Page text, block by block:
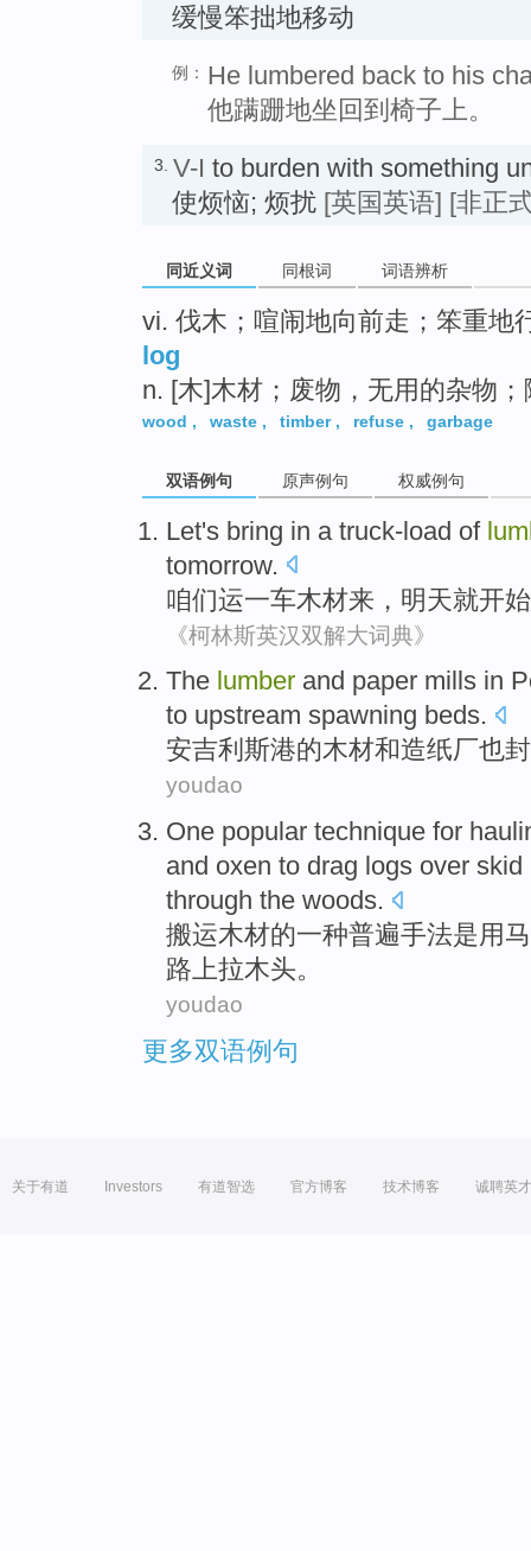
缓慢笨拙地移动
例： He lumbered back to his
他蹒跚地坐回到椅子上。
3. V-I to burden with something
使烦恼; 烦扰 [英国英语] [非正
同近义词 同根词 词语辨析
vi. 伐木；喧闹地向前走；笨重地
log
n. [木]木材；废物，无用的杂物；
wood , waste , timber, refuse , garbage
双语例句 原声例句 权威例句
Let's bring in a truck-load of
tomorrow.
咱们运一车木材来， 明天就开始
《柯林斯英汉双解大词典》
The lumber and paper mills in
to upstream spawning beds.
安吉利斯港的木材和造纸厂也
youdao
One popular technique for
and oxen to drag logs over skid
through the woods.
搬运木材的一种普遍手法是用 马
路上拉木头。
youdao
更多双语例句
关于有道 Investors 有道智选 官方博客 技术博客 诚聘英才